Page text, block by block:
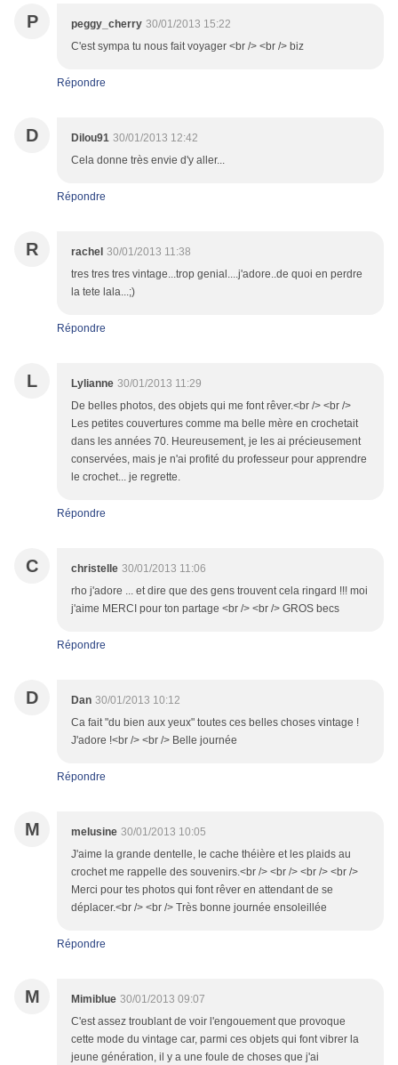
P peggy_cherry 30/01/2013 15:22
C'est sympa tu nous fait voyager <br /> <br /> biz
Répondre
D Dilou91 30/01/2013 12:42
Cela donne très envie d'y aller...
Répondre
R rachel 30/01/2013 11:38
tres tres tres vintage...trop genial....j'adore..de quoi en perdre
la tete lala...;)
Répondre
L Lylianne 30/01/2013 11:29
De belles photos, des objets qui me font rêver.<br /> <br />
Les petites couvertures comme ma belle mère en crochetait
dans les années 70. Heureusement, je les ai précieusement
conservées, mais je n'ai profité du professeur pour apprendre
le crochet... je regrette.
Répondre
C christelle 30/01/2013 11:06
rho j'adore ... et dire que des gens trouvent cela ringard !!! moi
j'aime MERCI pour ton partage <br /> <br /> GROS becs
Répondre
D Dan 30/01/2013 10:12
Ca fait "du bien aux yeux" toutes ces belles choses vintage !
J'adore !<br /> <br /> Belle journée
Répondre
M melusine 30/01/2013 10:05
J'aime la grande dentelle, le cache théière et les plaids au
crochet me rappelle des souvenirs.<br /> <br /> <br /> <br />
Merci pour tes photos qui font rêver en attendant de se
déplacer.<br /> <br /> Très bonne journée ensoleillée
Répondre
M Mimiblue 30/01/2013 09:07
C'est assez troublant de voir l'engouement que provoque
cette mode du vintage car, parmi ces objets qui font vibrer la
jeune génération, il y a une foule de choses que j'ai